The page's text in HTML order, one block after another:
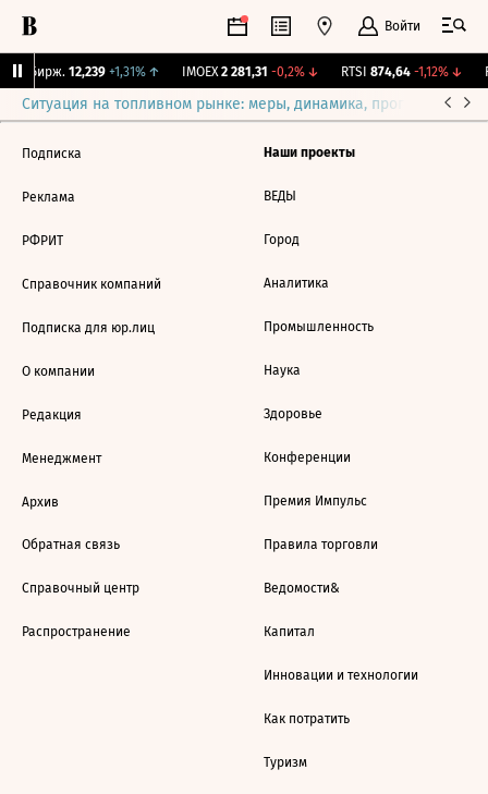
Войти
Бирж. 12,239 +1,31%↑ IMOEX 2 281,31 -0,2%↓ RTSI 874,64 -1,12%↓
Ситуация на топливном рынке: меры, динамика, прогнозы
Подписка
Реклама
РФРИТ
Справочник компаний
Подписка для юр.лиц
О компании
Редакция
Менеджмент
Архив
Обратная связь
Справочный центр
Распространение
Наши проекты
ВЕДЫ
Город
Аналитика
Промышленность
Наука
Здоровье
Конференции
Премия Импульс
Правила торговли
Ведомости&
Капитал
Инновации и технологии
Как потратить
Туризм